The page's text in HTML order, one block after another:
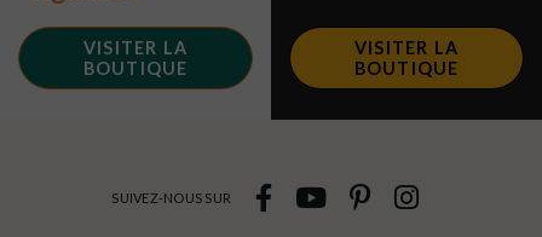
VISITER LA
BOUTIQUE
VISITER LA
BOUTIQUE
SUIVEZ-NOUS SUR